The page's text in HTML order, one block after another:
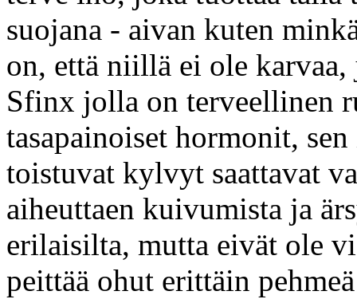
suojana - aivan kuten
on, että niillä ei ole
Sfinx jolla on terveellinen
tasapainoiset hormonit,
toistuvat kylvyt saattavat
aiheuttaen kuivumista ja
erilaisilta, mutta eivät ole
peittää ohut erittäin